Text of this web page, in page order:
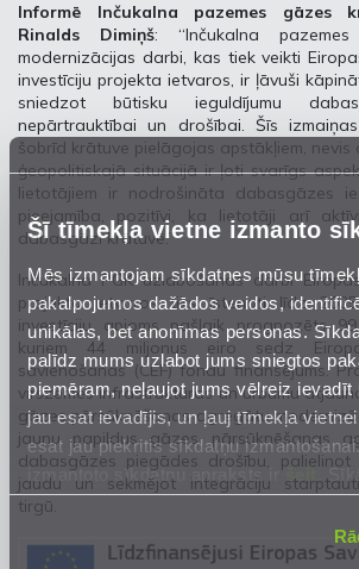
Šī tīmekļa vietne izmanto
Mēs izmantojam sīkdatnes mūsu
pakalpojumos dažādos veidos,
unikālas, bet anonīmas personas.
palīdz mums uzlabot jums sniegtos
piemēram, neļaujot jums vēlreiz ievadīt
jau esat ievadījis, un ļauj tīmekļa
esat jau piekritis sīkdatņu
izmantoto sīkdatņu apraksts iršeit.
mūsuPrivātuma atrunā.
Informē Inčukalna pazemes gāzes
Rinalds Dimiņš: “Inčukalna
modernizācijas darbi, kas tiek veikti
investīciju projekta ietvaros, ir ļāvuši
sniedzot būtisku ieguldījumu
nepārtrauktībai un drošībai. Šīs
šobrīd krātuve pielāgojas apstākļiem,
ģeopolitiskajā situācijā ir ļoti svarīgs
lietotājiem ir nodrošināta dabasgāzes
pieejamība, pozitīvi, ka lietotāji arī
dabasgāzi krātuvē.”
Inčukalna PGK uzlabošanas darbi
projekta ietvaros tiks īstenoti līdz
investīciju apjoms pašlaik prognozēts
kuriem 44 miljonus eiro sedz
savienošanas (CEF) fondu finansējums.
virszemes infrastruktūras un urbumu
gāzes pārsūknēšanas agregātu
jaunu papildus gāzes pārsūknēšanas
dabasgāzes piegādes drošību, palielinot
jaudu un sekmējot integrāciju
tirgū.